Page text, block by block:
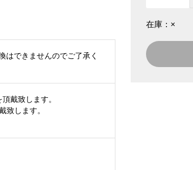
はできませんのでご了承く
頂戴致します。
致します。
在庫： ×